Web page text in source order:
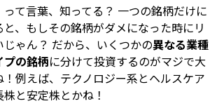
て言葉、知ってる？ 一つの銘柄だけに
、もしその銘柄がダメになった時にリ
じゃん？ だから、いくつかの異なる業種
プの銘柄に分けて投資するのがマジで大
！例えば、テクノロジー系とヘルスケア
と安定株とかね！